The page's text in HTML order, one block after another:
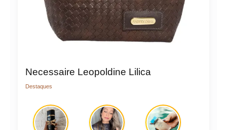
Necessaire Leopoldine Lilica
Destaques